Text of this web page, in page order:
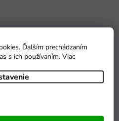
Ďalším prechádzaním
s ich používaním. Viac